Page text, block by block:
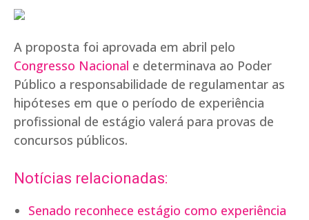
A proposta foi aprovada em abril pelo
Congresso Nacional e determinava ao Poder
Público a responsabilidade de regulamentar as
hipóteses em que o período de experiência
profissional de estágio valerá para provas de
concursos públicos.
Notícias relacionadas:
Senado reconhece estágio como experiência